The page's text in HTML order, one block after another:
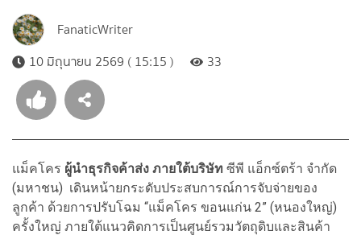
FanaticWriter
10 มิถุนายน 2569 ( 15:15 )
33
แม็คโคร ผู้นำธุรกิจค้าส่ง ภายใต้บริษัท ซีพี แอ็กซ์ตร้า จำกัด
(มหาชน) เดินหน้ายกระดับประสบการณ์การจับจ่ายของ
ลูกค้า ด้วยการปรับโฉม “แม็คโคร ขอนแก่น 2” (หนองใหญ่)
ครั้งใหญ่ ภายใต้แนวคิดการเป็นศูนย์รวมวัตถุดิบและสินค้า